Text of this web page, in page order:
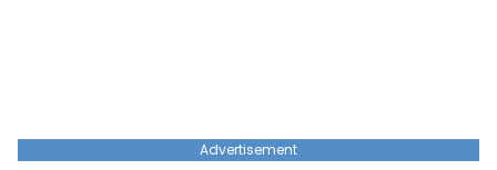
Advertisement